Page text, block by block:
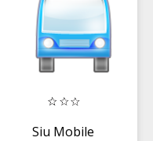
Siu Mobile